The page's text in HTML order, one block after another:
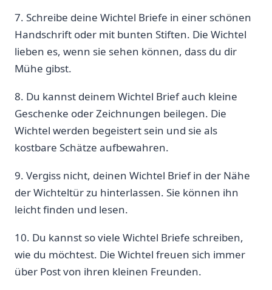
7. Schreibe deine Wichtel Briefe in einer schönen
Handschrift oder mit bunten Stiften. Die Wichtel
lieben es, wenn sie sehen können, dass du dir
Mühe gibst.
8. Du kannst deinem Wichtel Brief auch kleine
Geschenke oder Zeichnungen beilegen. Die
Wichtel werden begeistert sein und sie als
kostbare Schätze aufbewahren.
9. Vergiss nicht, deinen Wichtel Brief in der Nähe
der Wichteltür zu hinterlassen. Sie können ihn
leicht finden und lesen.
10. Du kannst so viele Wichtel Briefe schreiben,
wie du möchtest. Die Wichtel freuen sich immer
über Post von ihren kleinen Freunden.